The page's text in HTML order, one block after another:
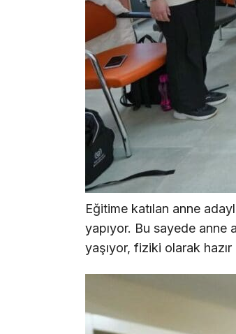
Eğitime katılan anne
yapıyor. Bu sayede anne
yaşıyor, fiziki olarak